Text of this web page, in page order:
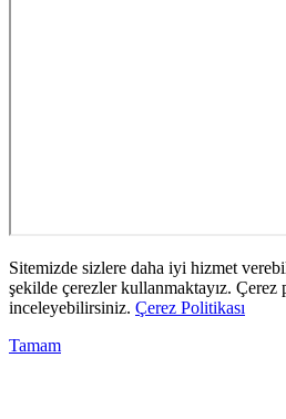
Sitemizde sizlere daha iyi hizmet
şekilde çerezler kullanmaktayız. Çerez
inceleyebilirsiniz. Çerez Politikası
Tamam